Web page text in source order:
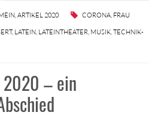
ARTIKEL 2020 CORONA FRAU
, LATEIN LATEINTHEATER MUSIK TECHNIK-
2020 – ein